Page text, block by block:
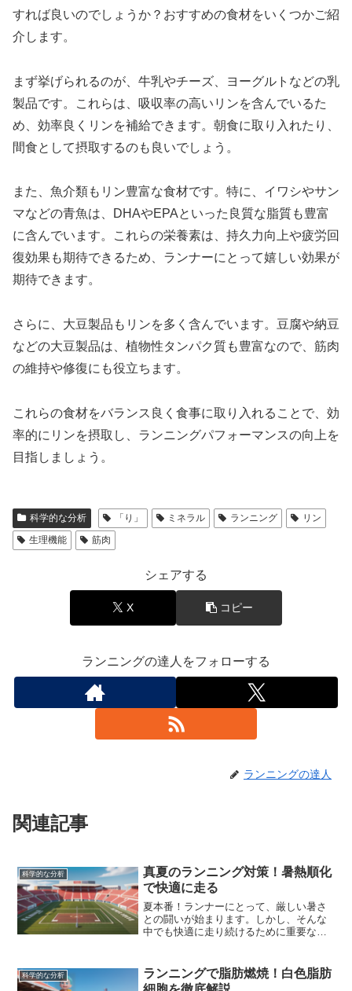
すれば良いのでしょうか？おすすめの食材をいくつかご紹
介します。
まず挙げられるのが、牛乳やチーズ、ヨーグルトなどの乳
製品です。これらは、吸収率の高いリンを含んでいるた
め、効率良くリンを補給できます。朝食に取り入れたり、
間食として摂取するのも良いでしょう。
また、魚介類もリン豊富な食材です。特に、イワシやサン
マなどの青魚は、DHAやEPAといった良質な脂質も豊富
に含んでいます。これらの栄養素は、持久力向上や疲労回
復効果も期待できるため、ランナーにとって嬉しい効果が
期待できます。
さらに、大豆製品もリンを多く含んでいます。豆腐や納豆
などの大豆製品は、植物性タンパク質も豊富なので、筋肉
の維持や修復にも役立ちます。
これらの食材をバランス良く食事に取り入れることで、効
率的にリンを摂取し、ランニングパフォーマンスの向上を
目指しましょう。
科学的な分析 「り」 ミネラル ランニング
リン
生理機能
筋肉
シェアする
X コピー
ランニングの達人をフォローする
ランニングの達人
関連記事
科学的な分析
真夏のランニング対策！暑熱順化
で快適に走る
夏本番！ランナーにとって、厳しい暑さ
との闘いが始まります。しかし、そんな
中でも快適に走り続けるために重要なの
とを指します。ランナーにとって暑熱順
化は、パフォーマンスの維持だけでな
科学的な分析
ランニングで脂肪燃焼！白色脂肪